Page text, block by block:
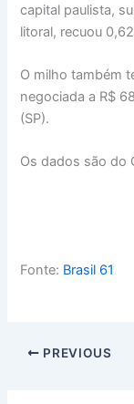
capital paulista,
litoral, recuou
O milho também
negociada a R$
(SP).
Os dados são do
Fonte: Brasil 61
PREVIOUS